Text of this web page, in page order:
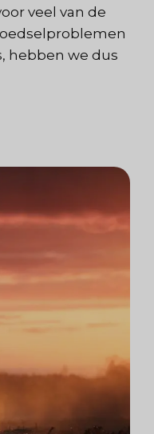
veel van de
hebben we dus